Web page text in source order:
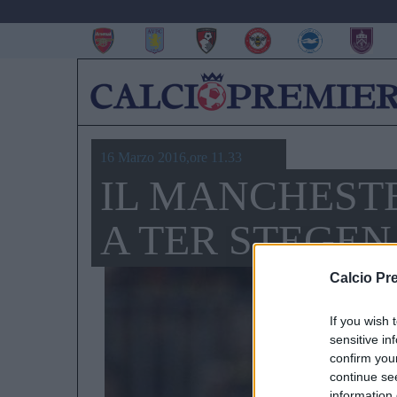
Calcio
If you wish
sensitive
confirm
continue
16 Marzo 2016,ore 11.33
IL
A TER